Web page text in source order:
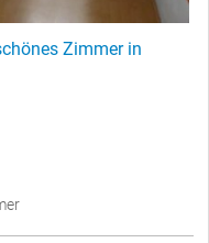
Zimmer in